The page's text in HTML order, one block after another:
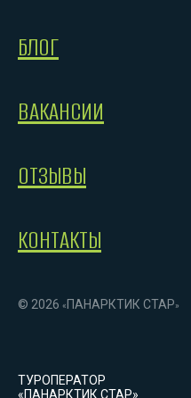
БЛОГ
ВАКАНСИИ
ОТЗЫВЫ
КОНТАКТЫ
© 2026 «ПАНАРКТИК СТАР»
ТУРОПЕРАТОР
«ПАНАРКТИК СТАР»